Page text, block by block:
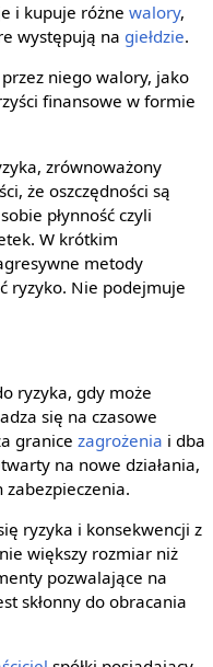
i kupuje różne walory,
występują na giełdzie.
niego walory, jako
finansowe w formie
zrównoważony
że oszczędności są
płynność czyli
W krótkim
metody
ryzyko. Nie podejmuje
ryzyka, gdy może
się na czasowe
granice zagrożenia i dba
na nowe działania,
ryzyka i konsekwencji z
większy rozmiar niż
pozwalające na
skłonny do obracania